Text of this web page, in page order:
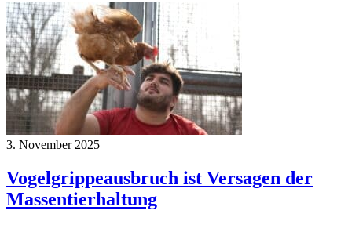
3. November 2025
Vogelgrippeausbruch ist Versagen der
Massentierhaltung